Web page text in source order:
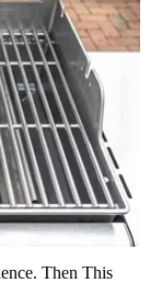
Then This